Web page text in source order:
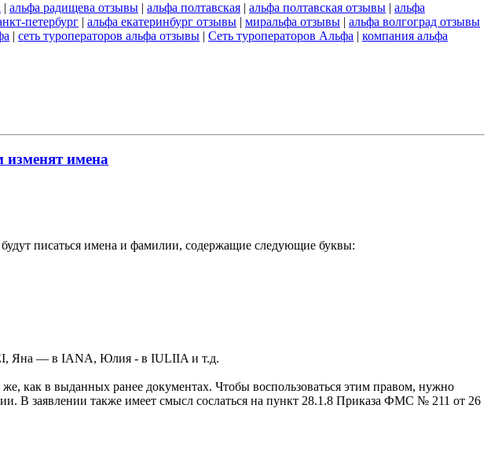
| альфа радищева отзывы | альфа полтавская | альфа полтавская отзывы | альфа
петербург | альфа екатеринбург отзывы | миральфа отзывы | альфа волгоград отзывы
| сеть туроператоров альфа отзывы | Сеть туроператоров Альфа | компания альфа
изменят имена
писаться имена и фамилии, содержащие следующие буквы:
Яна — в IANA, Юлия - в IULIIA и т.д.
как в выданных ранее документах. Чтобы воспользоваться этим правом, нужно
В заявлении также имеет смысл сослаться на пункт 28.1.8 Приказа ФМС № 211 от 26